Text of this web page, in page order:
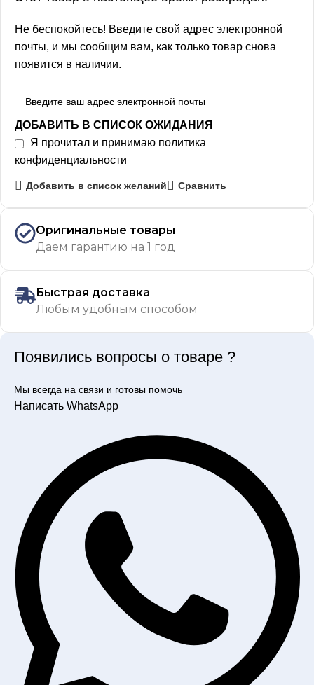
Не беспокойтесь! Введите свой адрес электронной
почты, и мы сообщим вам, как только товар снова
появится в наличии.
ДОБАВИТЬ В СПИСОК ОЖИДАНИЯ
Я прочитал и принимаю политика
конфиденциальности
Добавить в список желаний Сравнить
Оригинальные товары
Даем гарантию на 1 год
Быстрая доставка
Любым удобным способом
Появились вопросы о товаре ?
Мы всегда на связи и готовы помочь
Написать WhatsApp